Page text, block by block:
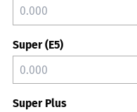
Super (E5)
Super Plus